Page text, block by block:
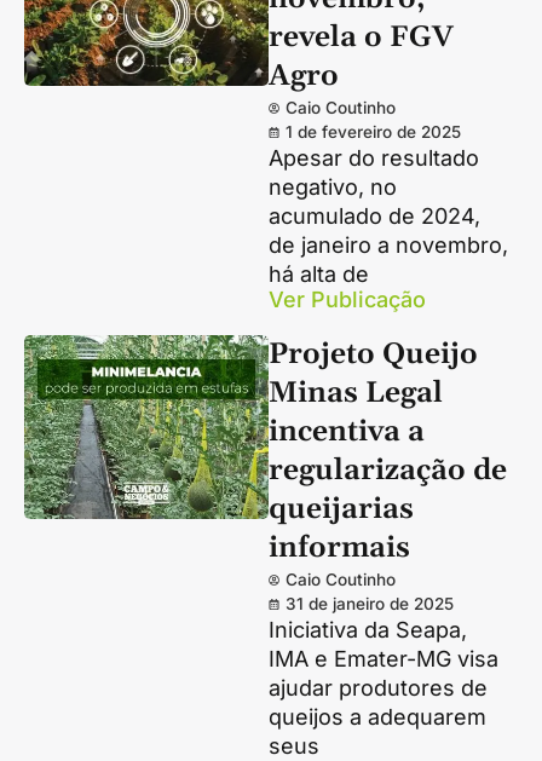
revela o FGV
Agro
Caio Coutinho
1 de fevereiro de 2025
Apesar do resultado
negativo, no
acumulado de 2024,
de janeiro a novembro,
há alta de
Ver Publicação
Projeto Queijo
Minas Legal
incentiva a
regularização de
queijarias
informais
Caio Coutinho
31 de janeiro de 2025
Iniciativa da Seapa,
IMA e Emater-MG visa
ajudar produtores de
queijos a adequarem
seus